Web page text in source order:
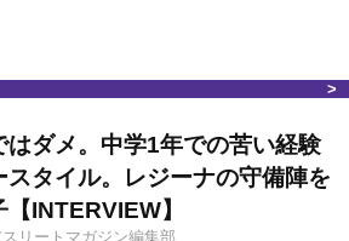
はダメ。中学1年での苦い経験
タイル。レジーナの守備陣を
INTERVIEW】
リートマガジン編集部